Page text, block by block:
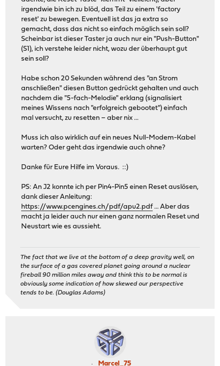
irgendwie bin ich zu blöd, das Teil zu einem 'factory
reset' zu bewegen. Eventuell ist das ja extra so
gemacht, dass das nicht so einfach möglich sein soll?
Scheinbar ist dieser Taster ja auch nur ein "Push-Button"
(S1), ich verstehe leider nicht, wozu der überhaupt gut
sein soll?
Habe schon 20 Sekunden während des "an Strom
anschließen" diesen Button gedrückt gehalten und auch
nachdem die "5-fach-Melodie" erklang (signalisiert
meines Wissens nach "erfolgreich gebootet") einfach
mal versucht, zu resetten – aber nix ...
Muss ich also wirklich auf ein neues Null-Modem-Kabel
warten? Oder geht das irgendwie auch ohne?
Danke für Eure Hilfe im Voraus. ::)
PS: An J2 konnte ich per Pin4-Pin5 einen Reset auslösen,
dank dieser Anleitung:
https://www.pcengines.ch/pdf/apu2.pdf ... Aber das
macht ja leider auch nur einen ganz normalen Reset und
Neustart wie es aussieht.
The fact that we live at the bottom of a deep gravity well, on
the surface of a gas covered planet going around a nuclear
fireball 90 million miles away and think this to be normal is
obviously some indication of how skewed our perspective
tends to be. (Douglas Adams)
Marcel_75